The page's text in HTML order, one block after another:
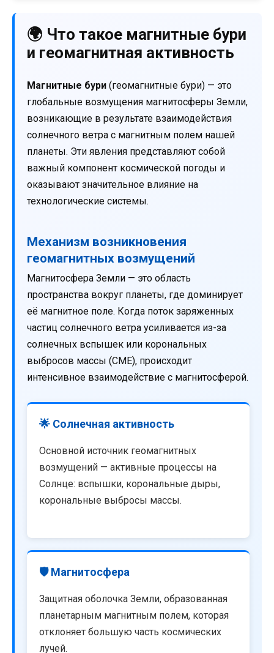
🌍 Что такое магнитные бури
и геомагнитная активность
Магнитные бури (геомагнитные бури) — это
глобальные возмущения магнитосферы Земли,
возникающие в результате взаимодействия
солнечного ветра с магнитным полем нашей
планеты. Эти явления представляют собой
важный компонент космической погоды и
оказывают значительное влияние на
технологические системы.
Механизм возникновения
геомагнитных возмущений
Магнитосфера Земли — это область
пространства вокруг планеты, где доминирует
её магнитное поле. Когда поток заряженных
частиц солнечного ветра усиливается из-за
солнечных вспышек или корональных
выбросов массы (CME), происходит
интенсивное взаимодействие с магнитосферой.
🌟 Солнечная активность
Основной источник геомагнитных
возмущений — активные процессы на
Солнце: вспышки, корональные дыры,
корональные выбросы массы.
🛡️ Магнитосфера
Защитная оболочка Земли, образованная
планетарным магнитным полем, которая
отклоняет большую часть космических
лучей.